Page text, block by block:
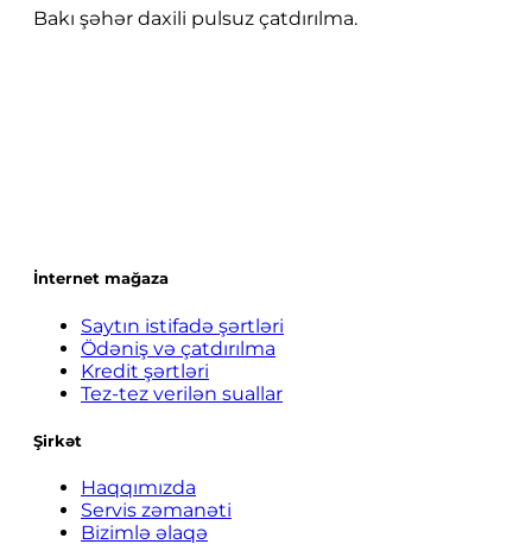
Bakı şəhər daxili pulsuz çatdırılma.
İnternet mağaza
Saytın istifadə şərtləri
Ödəniş və çatdırılma
Kredit şərtləri
Tez-tez verilən suallar
Şirkət
Haqqımızda
Servis zəmanəti
Bizimlə əlaqə